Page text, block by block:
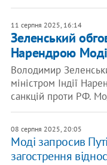
11 серпня 2025, 16:14
Зеленський
Нарендрою Моді
Володимир
міністром Індії
санкцій проти РФ.
08 серпня 2025, 20:05
Моді запросив
загострення